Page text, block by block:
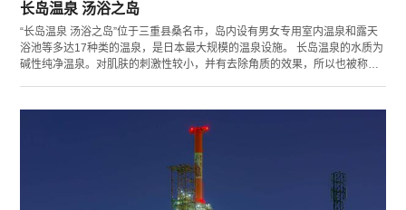
长岛温泉 汤浴之岛
“长岛温泉 汤浴之岛”位于三重县桑名市，岛内设有男女专用室内温泉和露天
浴池等多达17种类的温泉，是日本最大规模的温泉设施。 长岛温泉的水质为
碱性纯净温泉。对肌肤的刺激性较小，并有去除角质的效果，所以也被称为
“黑部峡谷”景观的特点。在自然环境丰富的露天浴池里，您可以更好的享受
温泉的乐趣。 长岛温泉度假村里各种设施也十分完善，有日本最大级别的“岩
盘浴”，放松馆，护肤按摩馆等丰富设施，为您消除平日里的疲惫，让身心得
到治愈。 （照片由长岛观光开发株式会社提供）